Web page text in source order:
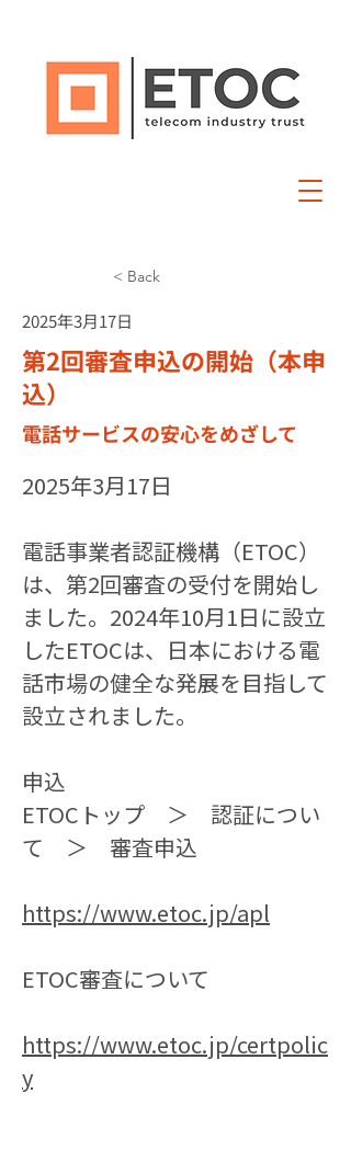
< Back
2025年3月17日
第2回審査申込の開始（本申
込）
電話サービスの安心をめざして
2025年3月17日
電話事業者認証機構（ETOC）
は、第2回審査の受付を開始し
ました。2024年10月1日に設立
したETOCは、日本における電
話市場の健全な発展を目指して
設立されました。
申込
ETOCトップ　＞　認証につい
て　＞　審査申込
https://www.etoc.jp/apl
ETOC審査について
https://www.etoc.jp/certpolic
y